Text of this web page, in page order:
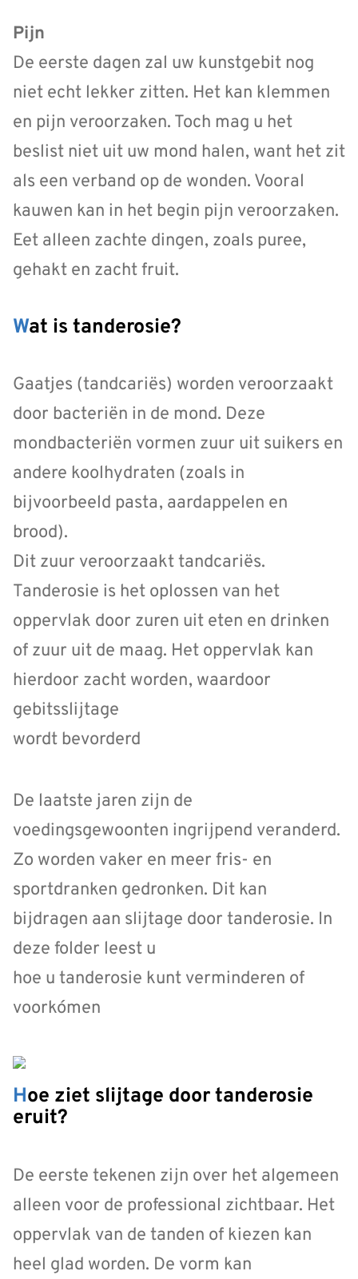
Pijn
De eerste dagen zal uw kunstgebit nog
niet echt lekker zitten. Het kan klemmen
en pijn veroorzaken. Toch mag u het
beslist niet uit uw mond halen, want het zit
als een verband op de wonden. Vooral
kauwen kan in het begin pijn veroorzaken.
Eet alleen zachte dingen, zoals puree,
gehakt en zacht fruit.
Wat is tanderosie?
Gaatjes (tandcariës) worden veroorzaakt
door bacteriën in de mond. Deze
mondbacteriën vormen zuur uit suikers en
andere koolhydraten (zoals in
bijvoorbeeld pasta, aardappelen en
brood).
Dit zuur veroorzaakt tandcariës.
Tanderosie is het oplossen van het
oppervlak door zuren uit eten en drinken
of zuur uit de maag. Het oppervlak kan
hierdoor zacht worden, waardoor
gebitsslijtage
wordt bevorderd
De laatste jaren zijn de
voedingsgewoonten ingrijpend veranderd.
Zo worden vaker en meer fris- en
sportdranken gedronken. Dit kan
bijdragen aan slijtage door tanderosie. In
deze folder leest u
hoe u tanderosie kunt verminderen of
voorkómen
Hoe ziet slijtage door tanderosie
eruit?
De eerste tekenen zijn over het algemeen
alleen voor de professional zichtbaar. Het
oppervlak van de tanden of kiezen kan
heel glad worden. De vorm kan